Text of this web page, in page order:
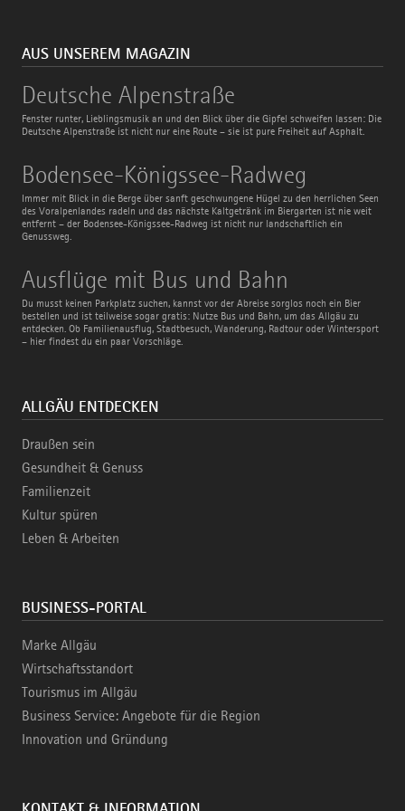
AUS UNSEREM MAGAZIN
Deutsche Alpenstraße
Fenster runter, Lieblingsmusik an und den Blick über die Gipfel schweifen lassen: Die
Deutsche Alpenstraße ist nicht nur eine Route – sie ist pure Freiheit auf Asphalt.
Deutsche
Alpenstraße
Bodensee-Königssee-Radweg
Immer mit Blick in die Berge über sanft geschwungene Hügel zu den herrlichen Seen
des Voralpenlandes radeln und das nächste Kaltgetränk im Biergarten ist nie weit
entfernt – der Bodensee-Königssee-Radweg ist nicht nur landschaftlich ein
Genussweg.
Bodensee-
Königssee-
Radweg
Ausflüge mit Bus und Bahn
Du musst keinen Parkplatz suchen, kannst vor der Abreise sorglos noch ein Bier
bestellen und ist teilweise sogar gratis: Nutze Bus und Bahn, um das Allgäu zu
entdecken. Ob Familienausflug, Stadtbesuch, Wanderung, Radtour oder Wintersport
– hier findest du ein paar Vorschläge.
Ausflüge
mit
Bus
und
Bahn
ALLGÄU ENTDECKEN
Draußen sein
Gesundheit & Genuss
Familienzeit
Kultur spüren
Leben & Arbeiten
BUSINESS-PORTAL
Marke Allgäu
Wirtschaftsstandort
Tourismus im Allgäu
Business Service: Angebote für die Region
Innovation und Gründung